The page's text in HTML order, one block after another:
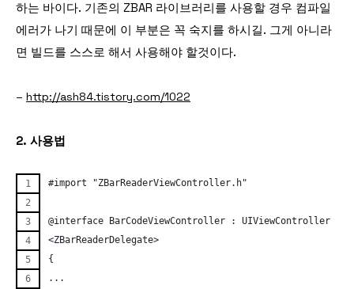
하는 바이다. 기존의 ZBAR 라이브러리를 사용할 경우 컴파일
에러가 나기 때문에 이 부분은 꼭 숙지를 하시길. 그게 아니라
면 빌드를 스스로 해서 사용해야 할것이다.
– http://ash84.tistory.com/1022
2. 사용법
#import "ZBarReaderViewController.h"
@interface BarCodeViewController : UIViewController
<ZBarReaderDelegate>
{
...